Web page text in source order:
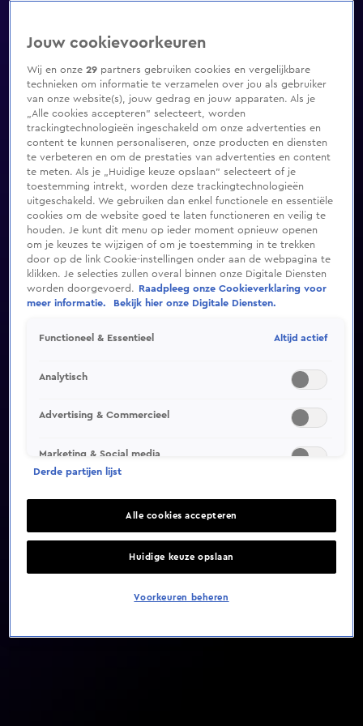
Video helaas niet gevonden
Jouw cookievoorkeuren
Wij en onze29 partners gebruiken cookies en vergelijkbare
technieken om informatie te verzamelen over jou als gebruiker
van onze website(s), jouw gedrag en jouw apparaten. Als je
„Alle cookies accepteren” selecteert, worden
trackingtechnologieën ingeschakeld om onze advertenties en
content te kunnen personaliseren, onze producten en diensten
te verbeteren en om de prestaties van advertenties en content
te meten. Als je „Huidige keuze opslaan” selecteert of je
toestemming intrekt, worden deze trackingtechnologieën
uitgeschakeld. We gebruiken dan enkel functionele en essentiële
cookies om de website goed te laten functioneren en veilig te
houden. Je kunt dit menu op ieder moment opnieuw openen
om je keuzes te wijzigen of om je toestemming in te trekken
door op de link Cookie-instellingen onder aan de webpagina te
klikken. Je selecties zullen overal binnen onze Digitale Diensten
worden doorgevoerd.
Raadpleeg onze Cookieverklaring voor
meer informatie.
Bekijk hier onze Digitale Diensten.
Functioneel & Essentieel Altijd actief
Analytisch
Advertising & Commercieel
Marketing & Social media
Derde partijen lijst
Alle cookies accepteren
Huidige keuze opslaan
Voorkeuren beheren